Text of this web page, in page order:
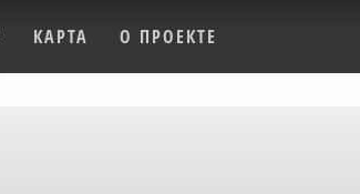
КАРТА О ПРОЕКТЕ